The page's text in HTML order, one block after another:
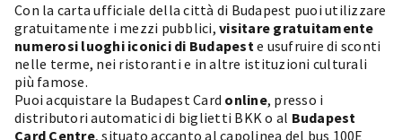
Con la carta ufficiale della città di Budapest puoi utilizzare
gratuitamente i mezzi pubblici, visitare gratuitamente
numerosi luoghi iconici di Budapeste usufruire di sconti
nelle terme, nei ristoranti e in altre istituzioni culturali
più famose.
Puoi acquistare la Budapest Card online, presso i
distributori automatici di biglietti BKK o al Budapest
Card Centre, situato accanto al capolinea del bus 100E